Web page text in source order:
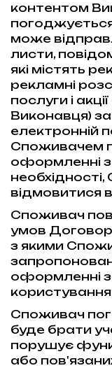
контентом
може
листи,
які містять
рекламні
послуги і
Виконавця)
електронній
Споживачем
оформленні
відмовитися
Споживач
умов
з якими
оформленні
Споживач
буде брати
порушує
або